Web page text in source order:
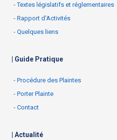
- Textes législatifs et réglementaires
- Rapport d'Activités
- Quelques liens
| Guide Pratique
- Procédure des Plaintes
- Porter Plainte
- Contact
| Actualité